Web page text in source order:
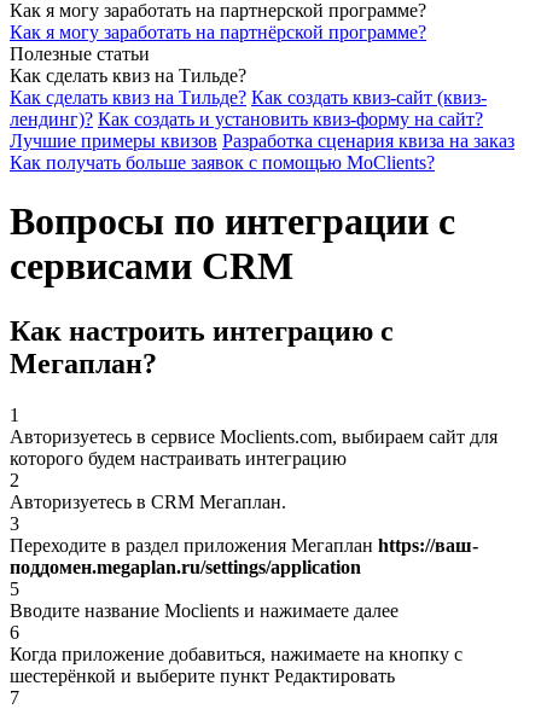
Как я могу заработать на партнерской программе?
Как я могу заработать на партнёрской программе?
Полезные статьи
Как сделать квиз на Тильде?
Как сделать квиз на Тильде? Как создать квиз-сайт (квиз-
лендинг)? Как создать и установить квиз-форму на сайт?
Лучшие примеры квизов Разработка сценария квиза на заказ
Как получать больше заявок с помощью MoClients?
Вопросы по интеграции с
сервисами CRM
Как настроить интеграцию с
Мегаплан?
1
Авторизуетесь в сервисе Moclients.com, выбираем сайт для
которого будем настраивать интеграцию
2
Авторизуетесь в CRM Мегаплан.
3
Переходите в раздел приложения Мегаплан https://ваш-
поддомен.megaplan.ru/settings/application
5
Вводите название Moclients и нажимаете далее
6
Когда приложение добавиться, нажимаете на кнопку c
шестерёнкой и выберите пункт Редактировать
7